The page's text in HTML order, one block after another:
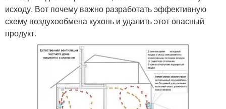
исходу. Вот почему важно разработать эффективную
схему воздухообмена кухонь и удалить этот опасный
продукт.